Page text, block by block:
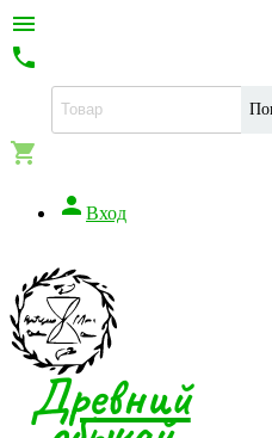



 Вход
Древний